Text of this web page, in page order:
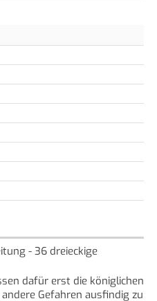
- 36 dreieckige
dafür erst die königlichen
Gefahren ausfindig zu